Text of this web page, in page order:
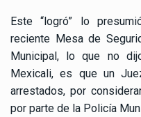
Este “logró” lo
reciente Mesa de
Municipal, lo que no
Mexicali, es que un
arrestados, por
por parte de la Policía